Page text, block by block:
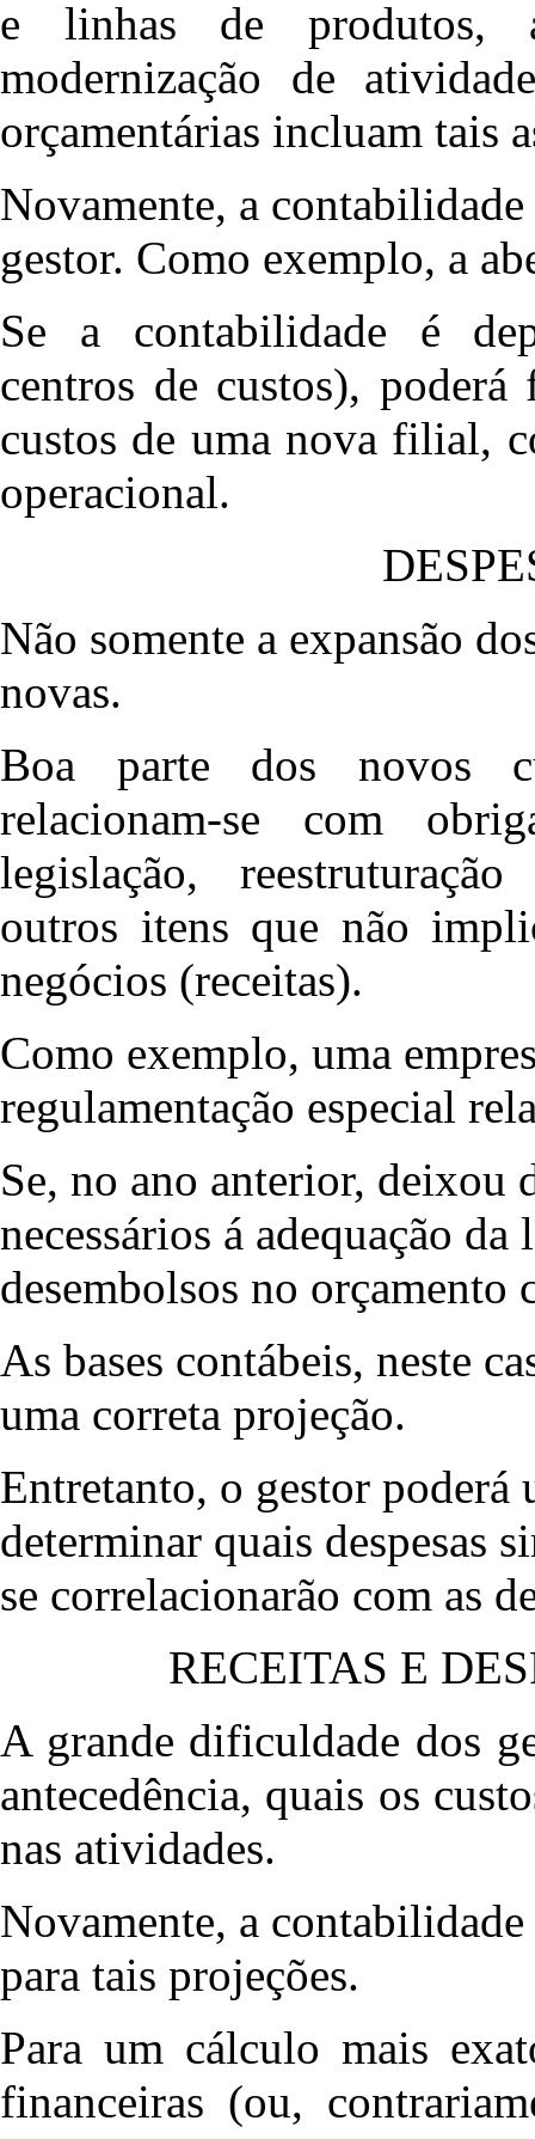
e linhas de produtos,
modernização de
orçamentárias incluam tais
Novamente, a
gestor. Como exemplo, a
Se a contabilidade é
centros de custos), poderá
custos de uma nova filial,
operacional.
Não somente a expansão
novas.
Boa parte dos novos
relacionam-se com
legislação,
outros itens que não
negócios (receitas).
Como exemplo, uma
regulamentação especial
Se, no ano anterior, deixou
necessários á adequação
desembolsos no orçamento
As bases contábeis, neste
uma correta projeção.
Entretanto, o gestor
determinar quais despesas
se correlacionarão com as
RECEITAS E
A grande dificuldade dos
antecedência, quais os
nas atividades.
Novamente, a
para tais projeções.
Para um cálculo mais
financeiras (ou,